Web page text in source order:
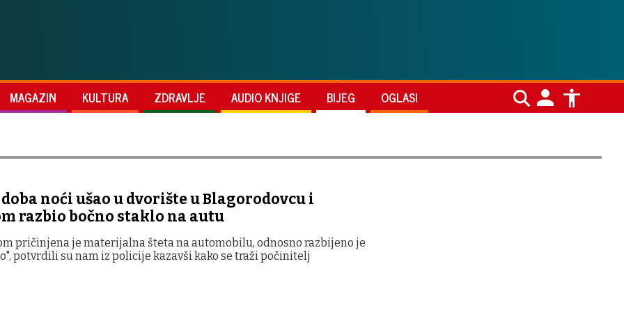
MAGAZIN KULTURA ZDRAVLJE AUDIO KNJIGE BIJEG OGLASI
noći ušao u dvorište u Blagorodovcu i
razbio bočno staklo na autu
pričinjena je materijalna šteta na automobilu, odnosno razbijeno je
potvrdili su nam iz policije kazavši kako se traži počinitelj